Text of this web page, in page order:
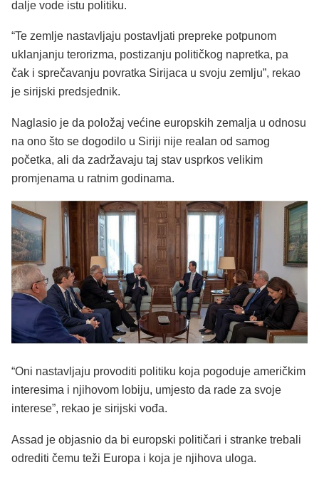
dalje vode istu politiku.
“Te zemlje nastavljaju postavljati prepreke potpunom
uklanjanju terorizma, postizanju političkog napretka, pa
čak i sprečavanju povratka Sirijaca u svoju zemlju”, rekao
je sirijski predsjednik.
Naglasio je da položaj većine europskih zemalja u odnosu
na ono što se dogodilo u Siriji nije realan od samog
početka, ali da zadržavaju taj stav usprkos velikim
promjenama u ratnim godinama.
“Oni nastavljaju provoditi politiku koja pogoduje američkim
interesima i njihovom lobiju, umjesto da rade za svoje
interese”, rekao je sirijski vođa.
Assad je objasnio da bi europski političari i stranke trebali
odrediti čemu teži Europa i koja je njihova uloga.